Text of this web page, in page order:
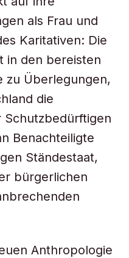
als Frau und
Karitativen: Die
in den bereisten
zu Überlegungen,
die
Schutzbedürftigen
Benachteiligte
Ständestaat,
bürgerlichen
Anthropologie